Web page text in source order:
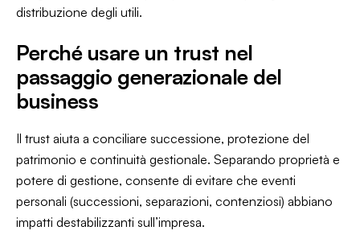
distribuzione degli utili.
Perché usare un trust nel
passaggio generazionale del
business
Il trust aiuta a conciliare successione, protezione del
patrimonio e continuità gestionale. Separando proprietà e
potere di gestione, consente di evitare che eventi
personali (successioni, separazioni, contenziosi) abbiano
impatti destabilizzanti sull’impresa.